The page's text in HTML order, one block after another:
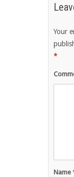
Your
*
Name